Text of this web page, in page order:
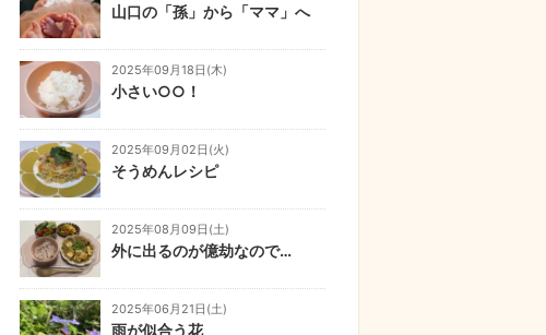
山口の「孫」から「ママ」へ
2025年09月18日(木)
小さい○○！
2025年09月02日(火)
そうめんレシピ
2025年08月09日(土)
外に出るのが億劫なので…
2025年06月21日(土)
雨が似合う花